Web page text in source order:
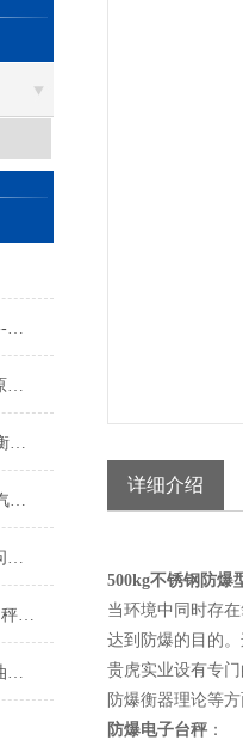
电子地磅,电子汽车衡仪表手册--安装联接
文水地磅（平鲁道闸汽车衡）原平无人管地磅）山阴轨道秤维修
高行120T地磅（老港20吨汽车衡）练塘动态轨道衡）石化80T吊秤维修
汝阳200T汽车衡（禹王台50吨汽车磅）登封300T地磅）长阳地磅维修
防爆天平日常使用中出现校正问题提供几个处理方法
瓮安200T汽车衡（万山100吨吊秤）遵义汽车磅（贞丰200T地磅维修
老边钢瓶称制造厂（东洲防爆油桶称（宽甸电子秤）太平隔爆电子磅称维修
详细介绍
500kg不锈钢防爆
当环境中同时存
达到防爆的目的
贵虎实业设有专
防爆衡器理论等
防爆电子台秤 ：